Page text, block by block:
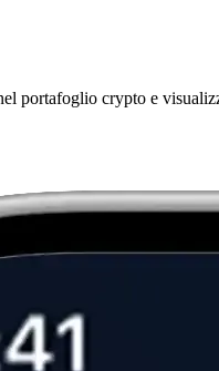
portafoglio crypto e